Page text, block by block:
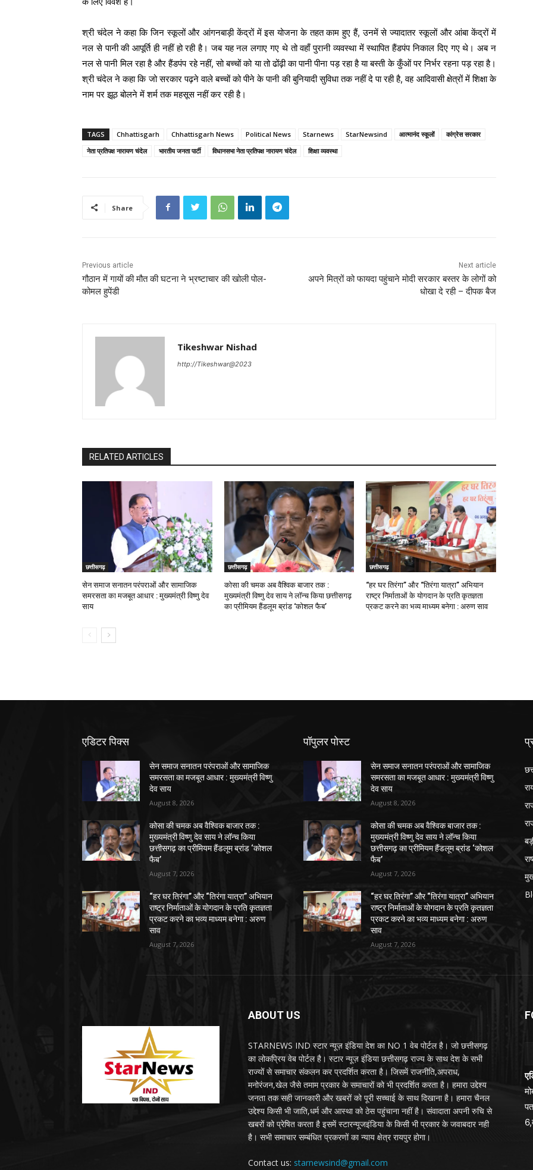
श्री चंदेल ने कहा कि जिन स्कूलों और आंगनबाड़ी केंद्रों में इस योजना के तहत काम हुए हैं, उनमें से ज्यादातर स्कूलों और आंबा केंद्रों में
नल से पानी की आपूर्ति ही नहीं हो रही है। जब यह नल लगाए गए थे तो वहाँ पुरानी व्यवस्था में स्थापित हैंडपंप निकाल दिए गए थे। अब न
नल से पानी मिल रहा है और हैंडपंप रहे नहीं, सो बच्चों को या तो ढोंढ़ी का पानी पीना पड़ रहा है या बस्ती के कुँओं पर निर्भर रहना पड़ रहा है।
श्री चंदेल ने कहा कि जो सरकार पढ़ने वाले बच्चों को पीने के पानी की बुनियादी सुविधा तक नहीं दे पा रही है, वह आदिवासी क्षेत्रों में शिक्षा के
नाम पर झूठ बोलने में शर्म तक महसूस नहीं कर रही है।
TAGS Chhattisgarh Chhattisgarh News Political News Starnews StarNewsind आत्मानंद स्कूलों
कांग्रेस सरकार
नेता प्रतिपक्ष नारायण चंदेल
भारतीय जनता पार्टी विधानसभा नेता प्रतिपक्ष नारायण चंदेल शिक्षा व्यवस्था
Share
Previous article
गौठान में गायों की मौत की घटना ने भ्रष्टाचार की खोली पोल-
कोमल हुपेंडी
Next article
अपने मित्रों को फायदा पहुंचाने मोदी सरकार बस्तर के लोगों को
धोखा दे रही – दीपक बैज
Tikeshwar Nishad
http://Tikeshwar@2023
RELATED ARTICLES
छत्तीसगढ़
सेन समाज सनातन परंपराओं और सामाजिक
समरसता का मजबूत आधार : मुख्यमंत्री विष्णु देव
साय
छत्तीसगढ़
कोसा की चमक अब वैश्विक बाजार तक :
मुख्यमंत्री विष्णु देव साय ने लॉन्च किया छत्तीसगढ़
का प्रीमियम हैंडलूम ब्रांड ‘कोशल फैब’
छत्तीसगढ़
“हर घर तिरंगा” और “तिरंगा यात्रा” अभियान
राष्ट्र निर्माताओं के योगदान के प्रति कृतज्ञता
प्रकट करने का भव्य माध्यम बनेगा : अरुण साव
एडिटर पिक्स
सेन समाज सनातन परंपराओं और सामाजिक
समरसता का मजबूत आधार : मुख्यमंत्री विष्णु
देव साय
August 8, 2026
कोसा की चमक अब वैश्विक बाजार तक :
मुख्यमंत्री विष्णु देव साय ने लॉन्च किया
छत्तीसगढ़ का प्रीमियम हैंडलूम ब्रांड ‘कोशल
फैब’
August 7, 2026
“हर घर तिरंगा” और “तिरंगा यात्रा” अभियान
राष्ट्र निर्माताओं के योगदान के प्रति कृतज्ञता
प्रकट करने का भव्य माध्यम बनेगा : अरुण
साव
August 7, 2026
पॉपुलर पोस्ट
सेन समाज सनातन परंपराओं और सामाजिक
समरसता का मजबूत आधार : मुख्यमंत्री विष्णु
देव साय
August 8, 2026
कोसा की चमक अब वैश्विक बाजार तक :
मुख्यमंत्री विष्णु देव साय ने लॉन्च किया
छत्तीसगढ़ का प्रीमियम हैंडलूम ब्रांड ‘कोशल
फैब’
August 7, 2026
“हर घर तिरंगा” और “तिरंगा यात्रा” अभियान
राष्ट्र निर्माताओं के योगदान के प्रति कृतज्ञता
प्रकट करने का भव्य माध्यम बनेगा : अरुण
साव
August 7, 2026
ABOUT US
STARNEWS IND स्टार न्यूज़ इंडिया देश का NO 1 वेब पोर्टल है। जो छत्तीसगढ़
का लोकप्रिय वेब पोर्टल है। स्टार न्यूज़ इंडिया छत्तीसगढ़ राज्य के साथ देश के सभी
राज्यों से समाचार संकलन कर प्रदर्शित करता है। जिसमें राजनीति,अपराध,
मनोरंजन,खेल जैसे तमाम प्रकार के समाचारों को भी प्रदर्शित करता है। हमारा उद्देश्य
जनता तक सही जानकारी और खबरों को पूरी सच्चाई के साथ दिखाना है। हमारा चैनल
उद्देश्य किसी भी जाति,धर्म और आस्था को ठेस पहुंचाना नहीं है। संवादाता अपनी रुचि से
खबरों को प्रेषित करता है इसमें स्टारन्यूजइंडिया के किसी भी प्रकार के जवाबदार नही
है। सभी समाचार सम्बंधित प्रकरणों का न्याय क्षेत्र रायपुर होगा।
Contact us: starnewsind@gmail.com